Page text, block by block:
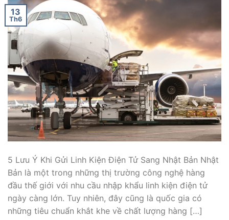
13
Th6
5 Lưu Ý Khi Gửi Linh Kiện Điện Tử Sang Nhật Bản Nhật
Bản là một trong những thị trường công nghệ hàng
đầu thế giới với nhu cầu nhập khẩu linh kiện điện tử
ngày càng lớn. Tuy nhiên, đây cũng là quốc gia có
những tiêu chuẩn khắt khe về chất lượng hàng […]